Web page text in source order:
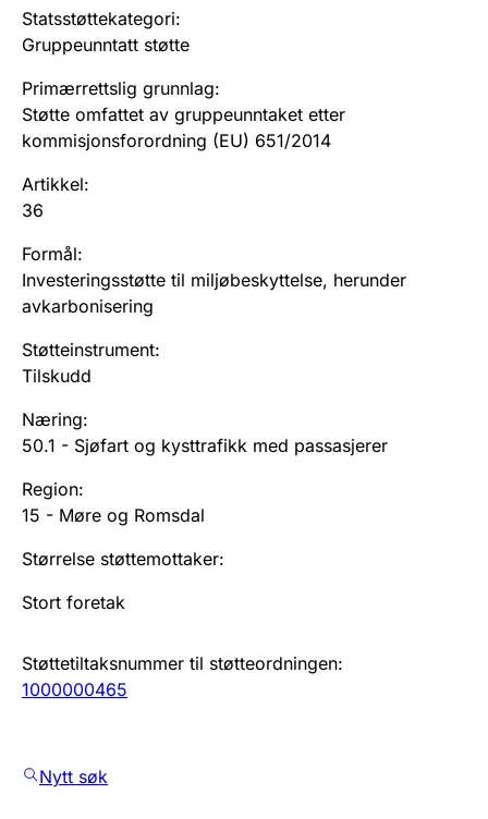
Statsstøttekategori:
Gruppeunntatt støtte
Primærrettslig grunnlag:
Støtte omfattet av gruppeunntaket etter
kommisjonsforordning (EU) 651/2014
Artikkel:
36
Formål:
Investeringsstøtte til miljøbeskyttelse, herunder
avkarbonisering
Støtteinstrument:
Tilskudd
Næring:
50.1 - Sjøfart og kysttrafikk med passasjerer
Region:
15 - Møre og Romsdal
Størrelse støttemottaker:
Stort foretak
Støttetiltaksnummer til støtteordningen:
1000000465
Nytt søk